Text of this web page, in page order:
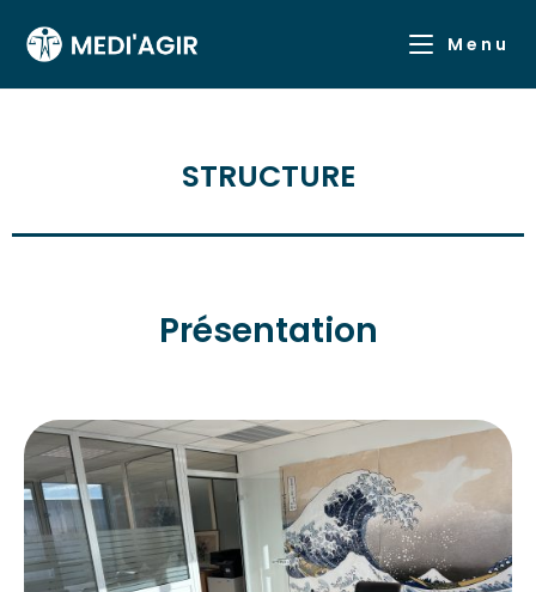
Menu
STRUCTURE
Présentation